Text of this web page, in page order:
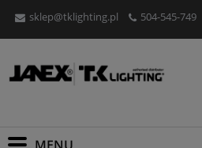
sklep@tklighting.pl 504-545-749